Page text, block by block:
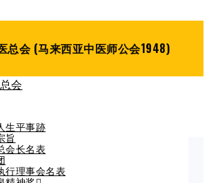
总会 (马来西亚中医师公会1948)
生平事跡
旨
会长名表
行理事会名表